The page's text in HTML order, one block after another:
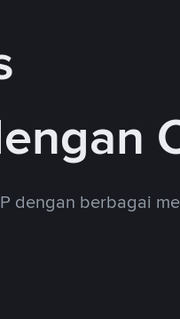
dengan berbagai